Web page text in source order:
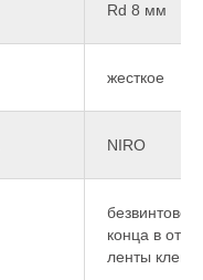
Rd 8 мм
жесткое
NIRO
конца в
ленты